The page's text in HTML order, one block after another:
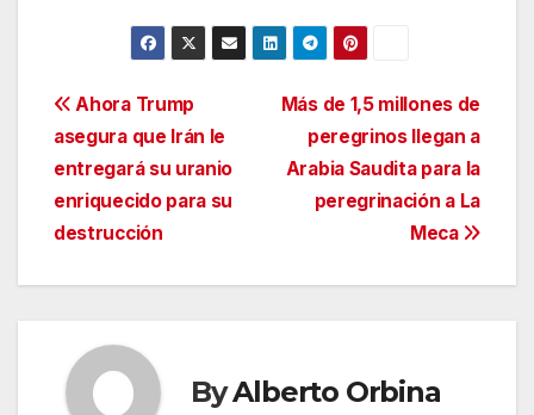
Navegación
de
entradas
Más de 1,5 millones de
peregrinos llegan a
Arabia Saudita para la
peregrinación a La
Meca
Ahora Trump
asegura que Irán le
entregará su uranio
enriquecido para su
destrucción
ByAlberto Orbina